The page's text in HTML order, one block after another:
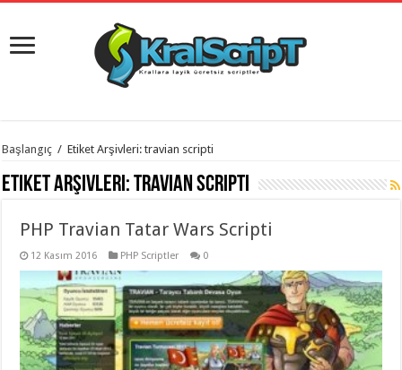
istanbul
evden
eve
organizasyon ,
evden
taşımacılık,
evden
taşımacılık,
gaziantep
evden
Başlangıç / Etiket Arşivleri: travian scripti
Etiket Arşivleri:travian scripti
PHP Travian Tatar Wars Scripti
12 Kasım 2016 PHP Scriptler 0